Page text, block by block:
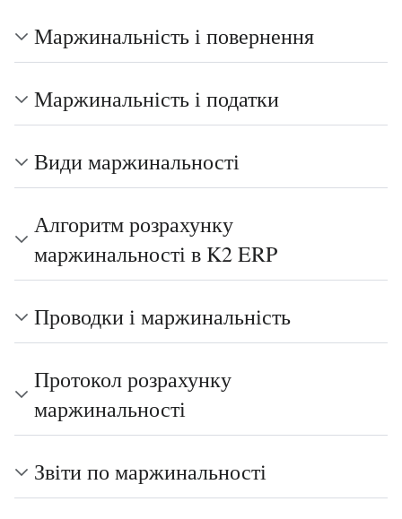
Маржинальність і повернення
Маржинальність і податки
Види маржинальності
Алгоритм розрахунку
маржинальності в K2 ERP
Проводки і маржинальність
Протокол розрахунку
маржинальності
Звіти по маржинальності